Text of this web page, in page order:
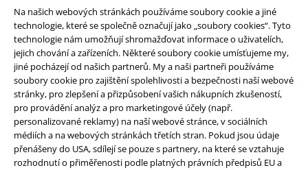
Na našich webových stránkách používáme soubory cookie a jiné
technologie, které se společně označují jako „soubory cookies“. Tyto
technologie nám umožňují shromažďovat informace o uživatelích,
jejich chování a zařízeních. Některé soubory cookie umísťujeme my,
jiné pocházejí od našich partnerů. My a naši partneři používáme
soubory cookie pro zajištění spolehlivosti a bezpečnosti naší webové
stránky, pro zlepšení a přizpůsobení vašich nákupních zkušeností,
pro provádění analýz a pro marketingové účely (např.
personalizované reklamy) na naší webové stránce, v sociálních
médiích a na webových stránkách třetích stran. Pokud jsou údaje
přenášeny do USA, sdílejí se pouze s partnery, na které se vztahuje
rozhodnutí o přiměřenosti podle platných právních předpisů EU a
Balíkovna Balík Do ruky
EMP aplikaci
Stáhněte si novou EMP aplikaci zdarma a využijte všechny nové
funkce a výhody!